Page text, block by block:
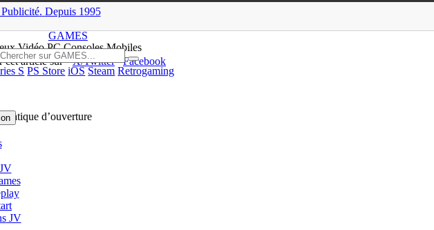
licité. Depuis 1995
GAMES
VidéoPC Consoles Mobiles
S PS Store iOS Steam Retrogaming
JV
cet article sur X/Twitter
Facebook
d’ouverture